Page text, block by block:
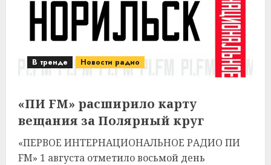
В тренде Новости радио
«ПИ FM» расширило карту
вещания за Полярный круг
«ПЕРВОЕ ИНТЕРНАЦИОНАЛЬНОЕ РАДИО ПИ
FM» 1 августа отметило восьмой день